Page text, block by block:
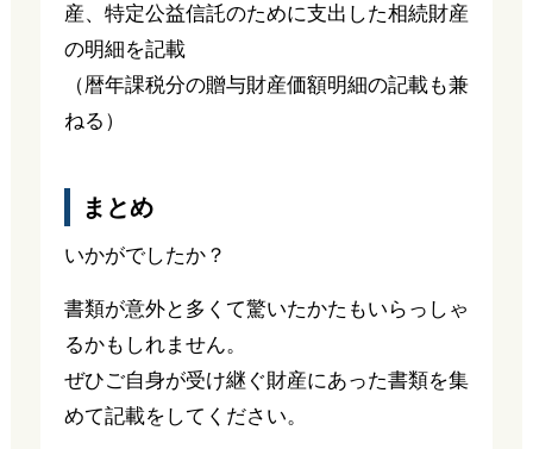
産、特定公益信託のために支出した相続財産
の明細を記載
（暦年課税分の贈与財産価額明細の記載も兼
ねる）
まとめ
いかがでしたか？
書類が意外と多くて驚いたかたもいらっしゃ
るかもしれません。
ぜひご自身が受け継ぐ財産にあった書類を集
めて記載をしてください。